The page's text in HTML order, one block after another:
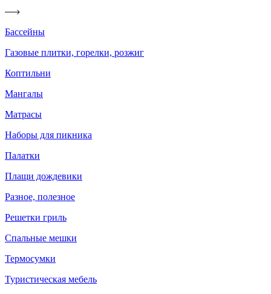
Бассейны
Газовые плитки, горелки, розжиг
Коптильни
Мангалы
Матрасы
Наборы для пикника
Палатки
Плащи дождевики
Разное, полезное
Решетки гриль
Спальные мешки
Термосумки
Туристическая мебель